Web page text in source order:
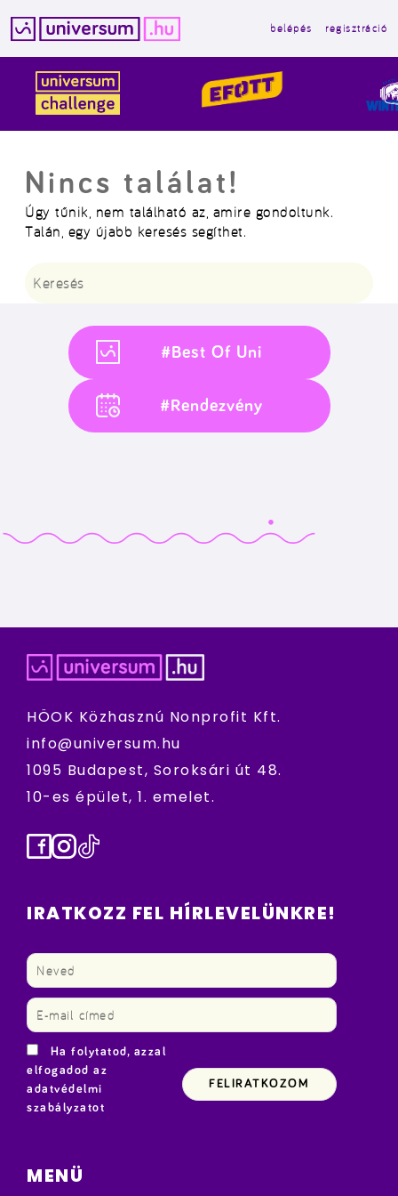
tartalomba
belépés regisztráció
Nincs találat!
Úgy tűnik, nem található az, amire gondoltunk.
Talán, egy újabb keresés segíthet.
#Best Of Uni
#Rendezvény
HÖOK Közhasznú Nonprofit Kft.
info@universum.hu
1095 Budapest, Soroksári út 48.
10-es épület, 1. emelet.
Facebook
Instagram
TikTok
IRATKOZZ FEL HÍRLEVELÜNKRE!
Ha folytatod, azzal
elfogadod az
adatvédelmi
szabályzatot
MENÜ